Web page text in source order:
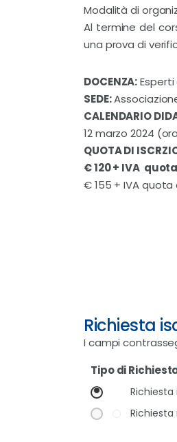
Modalità di
Al termine del
una prova di
DOCENZA:
SEDE:
CALENDARIO
12 marzo 2024
QUOTA DI
€ 120 + IVA
€ 155 + IVA
Richiesta
I campi
Tipo di
Richiesta
Richiesta